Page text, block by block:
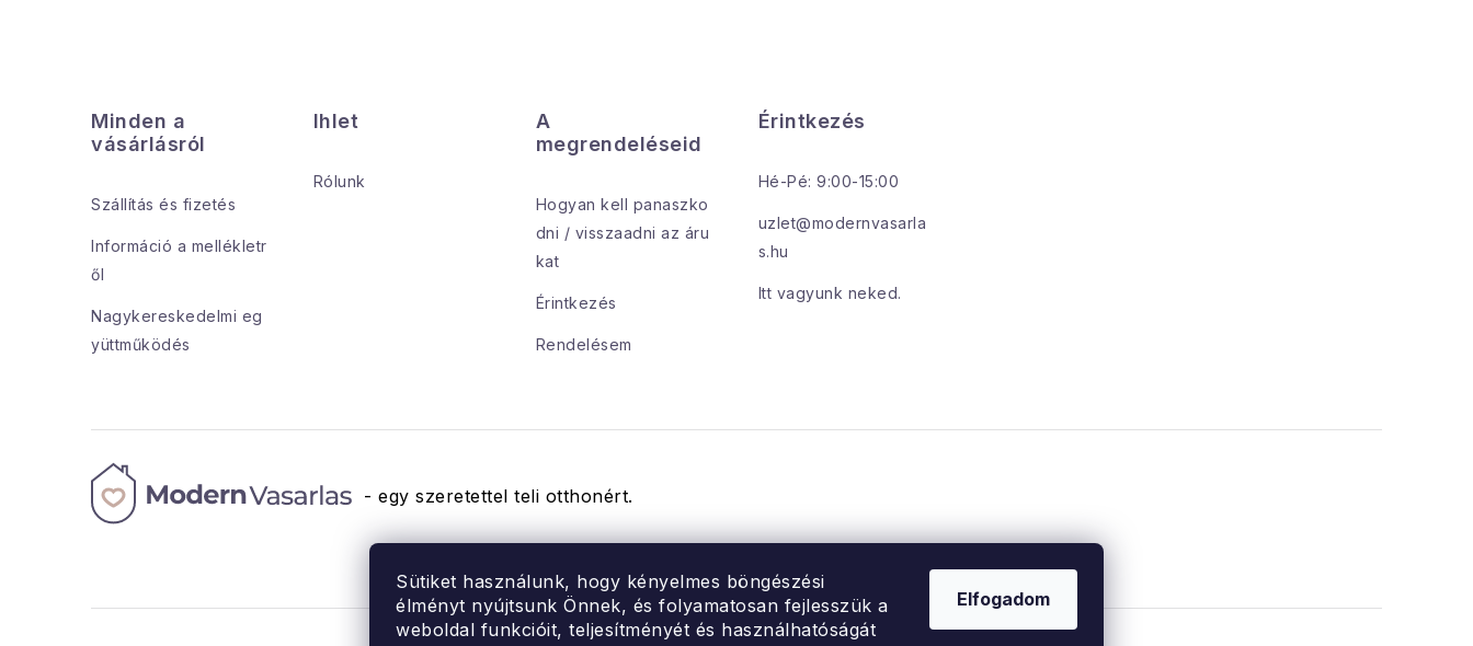
Sütiket használunk, hogy kényelmes böngészési
élményt nyújtsunk Önnek, és folyamatosan fejlesszük a
weboldal funkcióit, teljesítményét és használhatóságát
Elfogadom
Minden a
vásárlásról
Szállítás és fizetés
Információ a mellékletr
ől
Nagykereskedelmi eg
yüttműködés
Ihlet
Rólunk
A
megrendeléseid
Hogyan kell panaszko
dni / visszaadni az áru
kat
Érintkezés
Rendelésem
Érintkezés
Hé-Pé: 9:00-15:00
uzlet@modernvasarla
s.hu
Itt vagyunk neked.
- egy szeretettel teli otthonért.